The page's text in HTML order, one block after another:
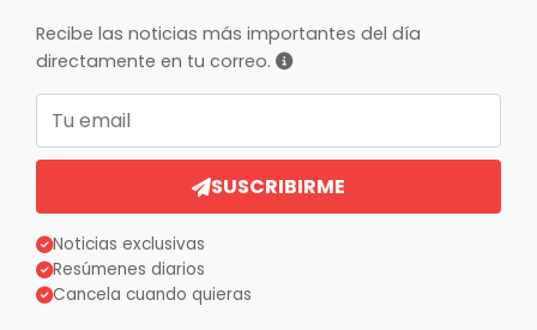
Recibe las noticias más importantes del día
directamente en tu correo.
Correo electrónico
SUSCRIBIRME
Noticias exclusivas
Resúmenes diarios
Cancela cuando quieras